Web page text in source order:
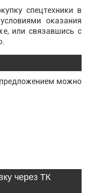
спецтехники в
оказания
или связавшись с
можно
через ТК